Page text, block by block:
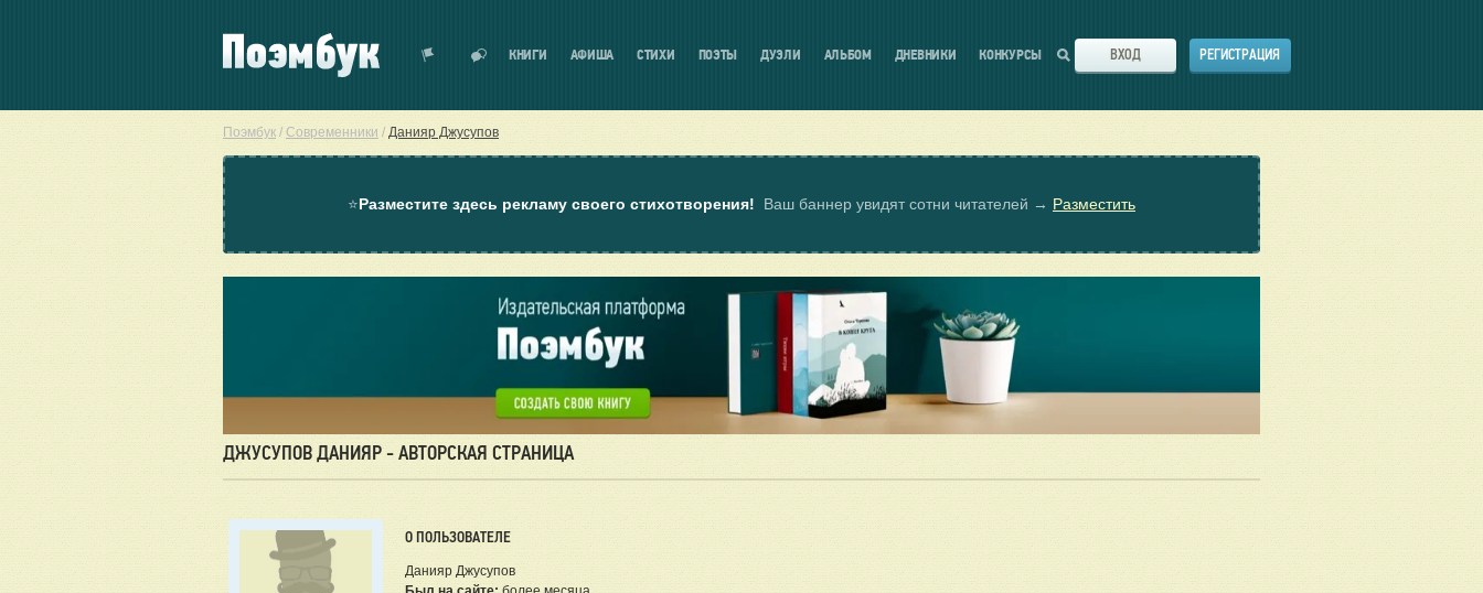
КНИГИ АФИША СТИХИ ПОЭТЫ ДУЭЛИ АЛЬБОМ ДНЕВНИКИ КОНКУРСЫ ВХОД РЕГИСТРАЦИЯ
Поэмбук / Современники / Данияр Джусупов
⭐Разместите здесь рекламу своего стихотворения! Ваш баннер увидят сотни читателей → Разместить
ДЖУСУПОВ ДАНИЯР - АВТОРСКАЯ СТРАНИЦА
О ПОЛЬЗОВАТЕЛЕ
Данияр Джусупов